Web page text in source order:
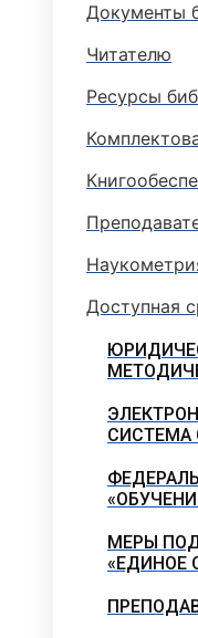
Документы
Читателю
Ресурсы
Доступная
СИСТЕМА
МЕРЫ
«ЕДИНОЕ